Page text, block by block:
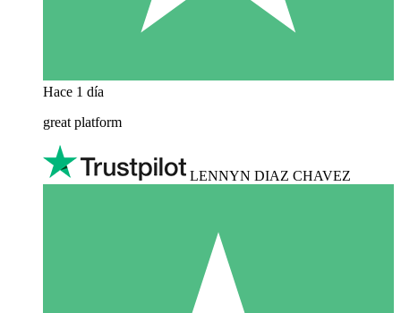
Hace 1 día
great platform
LENNYN DIAZ CHAVEZ